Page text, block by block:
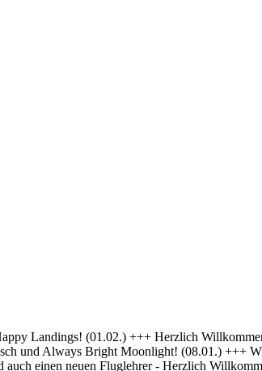
Ausbildung (16.11.) +++ André hat seinen ersten Alleinflug absolviert! Herzlichen Glückwunsch und weiterhin viel Erfolg bei Deiner Ausbildung (15.09.) +++ Daniel hat seine PPL-Prüfung bestanden! Herzlichen Glückwunsch und weiterhin Happy Landings! (11.09.) +++ Clemens ist seine ersten Solo Platzrunden geflogen. Herzlichen Glückwunsch und weiterhin viel Erfolg bei Deiner Ausbildung (09.09.) +++ Stefan hat seine Instrumentenflugberechtigung erworben! Herzlichen Glückwunsch und Always Happy Landings! (06.09.) +++ Wir gratulieren Marc zum ersten Soloflug! Herzlichen Glückwunsch und weiterhin viel Erfolg bei Deiner Ausbildung (24.08.) +++ Vincent hat seine theoretische Prüfung bestanden! Herzlichen Glückwunsch und weiterhin viel Erfolg bei Deiner Ausbildung (10.08.) +++ Stefan hat seine Theorieprüfung bestanden! Herzlichen Glückwunsch und weiterhin viel Erfolg bei Deiner Ausbildung (27.07.) +++ Julian hat die IR-Prüfung bestanden! Herzlichen Glückwunsch und Always Happy Landings. (25.07.) +++ Oliver hat die Praktische Prüfung bestanden! Herzlichen Glückwunsch und Always Happy Landings. (12.06.) +++ Und eine PPL mehr.... Glückwunsch Luis zur Lizenz. (27.04.) +++ Michel und Clemens haben heute die Theoretische Prüfung bestanden! Glückwunsch euch beiden und viel Erfolg bei der Praxis. (06.04.) +++ Daniel hat seine LAPL-Prüfung bestanden! Herzlichen Glückwunsch und Always Happy Landings. (29.03.) +++ Glückwunsch zum ersten Solo, Stefan! Ein denkwürdiger Tag im Leben eines jeden Piloten. (17.03.) +++ Die FFG hat ein neues Mitglied und erfahrenen Piloten bekommen! Willkommen Hermann und viel Spaß in der FFG. (01.03.) +++ Daniel hat heute die Theoretische Prüfung bestanden! Gratulation und weiterhin viel Erfolg bei der Praxis. (22.02.) +++ Luis hat die Theoretische Prüfung bestanden! Herzlichen Glückwunsch und viel Erfolg bei der Praxis. (09.02.) +++ Tibor hat seine Instrumentenflugberechtigung erhalten! Herzlichen Glückwunsch und Always Happy Landings. (06.02.) +++ Alexander hat die Theoretische Prüfung bestanden! Herzlichen Glückwunsch und viel Erfolg bei der Praxis. (21.01.) +++ Seit heute haben wir 5 neue BZF Besitzer. Glückwunsch Clemens E, Clemens H, Richard, Robert und Stefan. Super gemacht, weiter so. (19.01.) +++ André startet seine